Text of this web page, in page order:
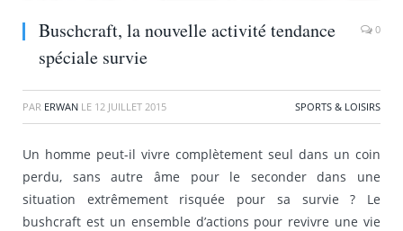
Buschcraft, la nouvelle activité tendance
spéciale survie
0
PAR ERWAN LE 12 JUILLET 2015 SPORTS & LOISIRS
Un homme peut-il vivre complètement seul dans un coin
perdu, sans autre âme pour le seconder dans une
situation extrêmement risquée pour sa survie ? Le
bushcraft est un ensemble d’actions pour revivre une vie